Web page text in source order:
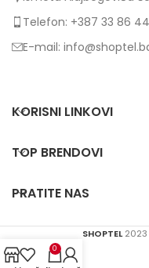
Telefon: +387 33 86
E-mail:
KORISNI LINKOVI
TOP BRENDOVI
PRATITE NAS
SHOPTEL 2023
0